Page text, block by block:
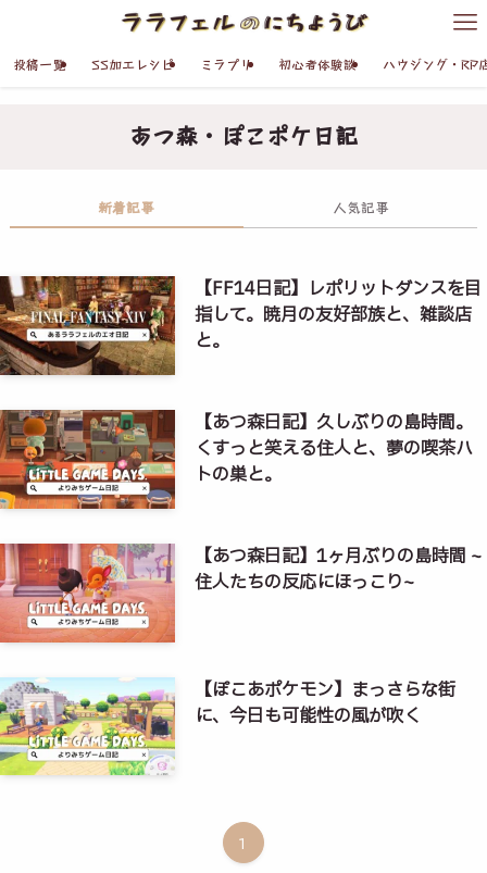
投稿一覧 SS加工レシピ ミラプリ 初心者体験談 ハウジング・RP
あつ森・ぽこポケ日記
新着記事 人気記事
【FF14日記】レポリットダンスを目
指して。暁月の友好部族と、雑談店
と。
【あつ森日記】久しぶりの島時間。
くすっと笑える住人と、夢の喫茶ハ
トの巣と。
【あつ森日記】1ヶ月ぶりの島時間 ~
住人たちの反応にほっこり~
【ぽこあポケモン】まっさらな街
に、今日も可能性の風が吹く
1